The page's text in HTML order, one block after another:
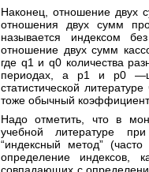
Наконец, отношение двух
отношения двух сумм
называется индексом
отношение двух сумм
где q1 и q0 количества
периодах, а p1 и p0
статистической
тоже обычный
Надо отметить, что в
учебной литературе
“индексный метод”
определение индексов,